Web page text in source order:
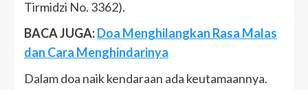
Tirmidzi No. 3362).
BACA JUGA:Doa Menghilangkan Rasa Malas
dan Cara Menghindarinya
Dalam doa naik kendaraan ada keutamaannya.